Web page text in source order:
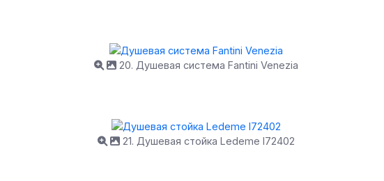
20. Душевая система Fantini Venezia
21. Душевая стойка Ledeme l72402